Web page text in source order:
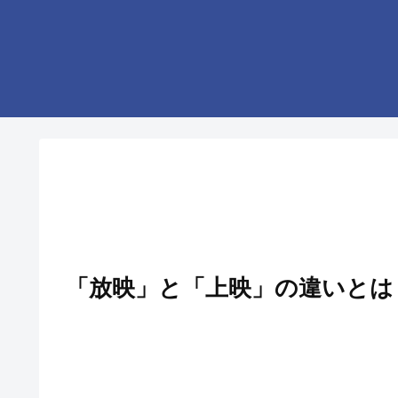
「放映」と「上映」の違いと